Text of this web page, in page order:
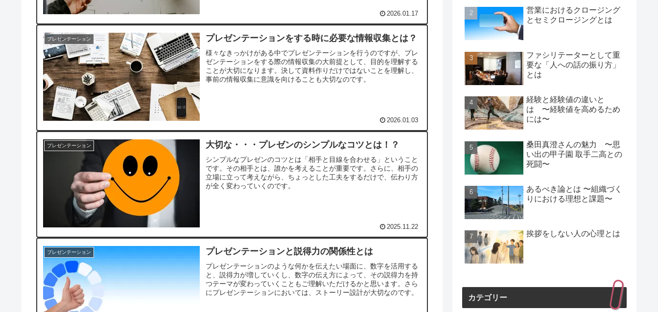
2026.01.17
プレゼンテーション プレゼンテーションをする時に必要な情報収集とは？
様々なきっかけがある中でプレゼンテーションを行うのですが、プレ
ゼンテーションをする際の情報収集の大前提として、目的を理解する
ことが大切になります。決して資料作りだけではないことを理解し、
事前の情報収集に意識を向けることも大切なのです。
2026.01.03
プレゼンテーション 大切な・・・プレゼンのシンプルなコツとは！？
シンプルなプレゼンのコツとは「相手と目線を合わせる」ということ
です。その相手とは、誰かを考えることが重要です。さらに、相手の
立場に立って考えながら、ちょっとした工夫をするだけで、伝わり方
が全く変わっていくのです。
2025.11.22
プレゼンテーション プレゼンテーションと説得力の関係性とは
プレゼンテーションのような何かを伝えたい場面に、数字を活用する
と、説得力が増していくし、数字の伝え方によって、その説得力を持
つテーマが変わっていくこともご理解いただけるかと思います。さら
にプレゼンテーションにおいては、ストーリー設計が大切なのです。
営業におけるクロージング
とセミクロージングとは
ファシリテーターとして重
要な「人への話の振り方」
とは
経験と経験値の違いと
は 〜経験値を高めるため
には〜
桑田真澄さんの魅力 〜思
い出の甲子園 取手二高との
死闘〜
あるべき論とは 〜組織づく
りにおける理想と課題〜
挨拶をしない人の心理とは
カテゴリー